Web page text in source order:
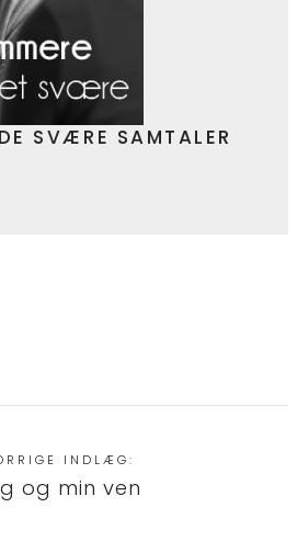
SVÆRE SAMTALER
INDLÆG:
og min ven